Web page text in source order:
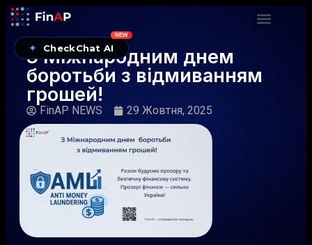
✦ CheckChat AI
NEW
З Міжнародним днем
боротьби з відмиванням
грошей!
FinAP NEWS 29 Жовтня, 2025